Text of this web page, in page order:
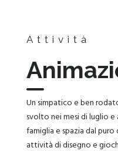
Attività
Un simpatico e ben
svolto nei mesi di luglio
famiglia e spazia dal
attività di disegno e